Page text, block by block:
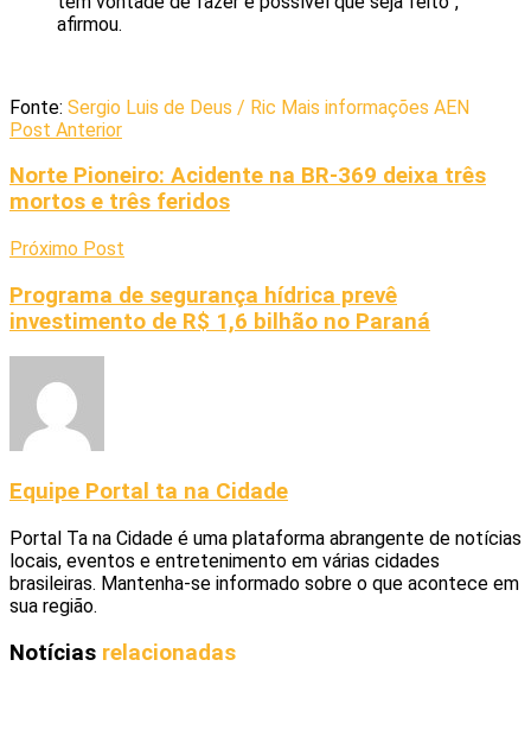
afirmou.
Fonte: Sergio Luis de Deus / Ric Mais informações AEN
Post Anterior
Norte Pioneiro: Acidente na BR-369 deixa três
mortos e três feridos
Próximo Post
Programa de segurança hídrica prevê
investimento de R$ 1,6 bilhão no Paraná
Equipe Portal ta na Cidade
Portal Ta na Cidade é uma plataforma abrangente de notícias
locais, eventos e entretenimento em várias cidades
brasileiras. Mantenha-se informado sobre o que acontece em
sua região.
Notícias relacionadas